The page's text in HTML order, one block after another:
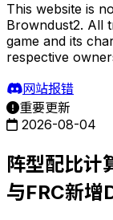
This website is
Browndust2. All
game and its
respective
网站报错
重要更新
2026-08-04
阵型配比计
与FRC新增